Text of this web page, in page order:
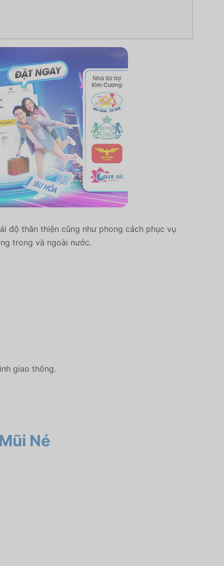
độ thân thiện cũng như phong cách phục vụ
trong và ngoài nước.
giao thông.
Né